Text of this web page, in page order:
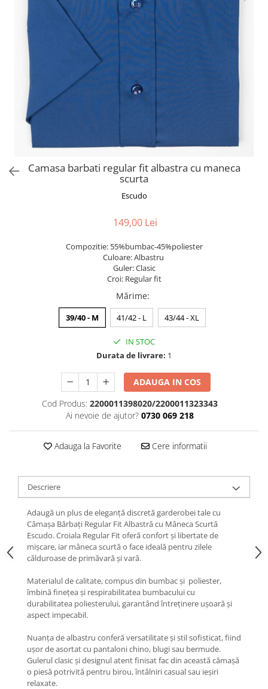
Camasa barbati regular fit albastra cu maneca
scurta
Escudo
149,00 Lei
Compozitie: 55%bumbac-45%poliester
Culoare: Albastru
Guler: Clasic
Croi: Regular fit
Mărime:
39/40 - M 41/42 - L 43/44 - XL
IN STOC
Durata de livrare: 1
ADAUGA IN COS
Cod Produs: 2200011398020/2200011323343
Ai nevoie de ajutor? 0730 069 218
Adauga la Favorite Cere informatii
Descriere
Adaugă un plus de eleganță discretă garderobei tale cu
Cămașa Bărbați Regular Fit Albastră cu Mâneca Scurtă
Escudo. Croiala Regular Fit oferă confort și libertate de
mișcare, iar mâneca scurtă o face ideală pentru zilele
călduroase de primăvară și vară.
Materialul de calitate, compus din bumbac și poliester,
îmbină finețea și respirabilitatea bumbacului cu
durabilitatea poliesterului, garantând întreținere ușoară și
aspect impecabil.
Nuanța de albastru conferă versatilitate și stil sofisticat, fiind
ușor de asortat cu pantaloni chino, blugi sau bermude.
Gulerul clasic și designul atent finisat fac din această cămașă
o piesă potrivită pentru birou, întâlniri casual sau ieșiri
relaxate.